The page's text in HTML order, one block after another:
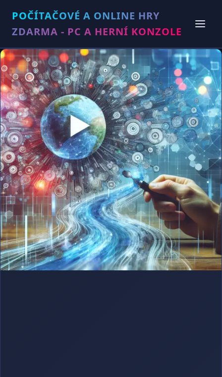
POČÍTAČOVÉ A ONLINE HRY
ZDARMA - PC A HERNÍ KONZOLE